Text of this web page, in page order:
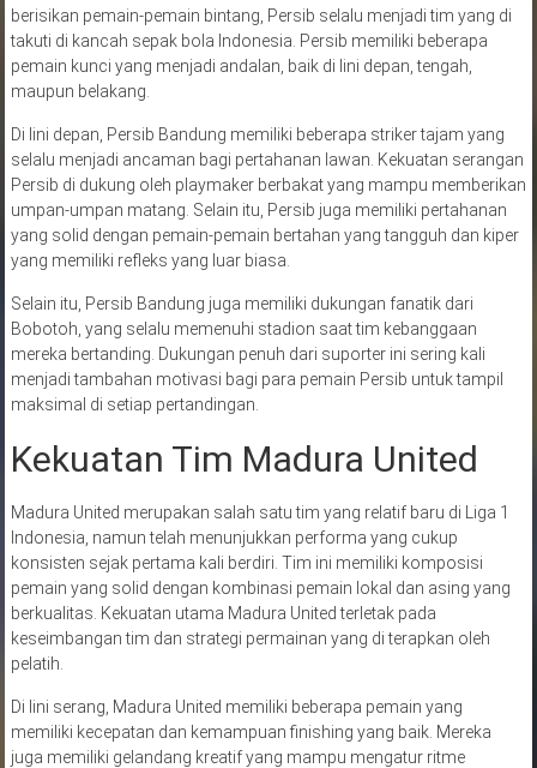
berisikan pemain-pemain bintang, Persib selalu menjadi tim yang di
takuti di kancah sepak bola Indonesia. Persib memiliki beberapa
pemain kunci yang menjadi andalan, baik di lini depan, tengah,
maupun belakang.
Di lini depan, Persib Bandung memiliki beberapa striker tajam yang
selalu menjadi ancaman bagi pertahanan lawan. Kekuatan serangan
Persib di dukung oleh playmaker berbakat yang mampu memberikan
umpan-umpan matang. Selain itu, Persib juga memiliki pertahanan
yang solid dengan pemain-pemain bertahan yang tangguh dan kiper
yang memiliki refleks yang luar biasa.
Selain itu, Persib Bandung juga memiliki dukungan fanatik dari
Bobotoh, yang selalu memenuhi stadion saat tim kebanggaan
mereka bertanding. Dukungan penuh dari suporter ini sering kali
menjadi tambahan motivasi bagi para pemain Persib untuk tampil
maksimal di setiap pertandingan.
Kekuatan Tim Madura United
Madura United merupakan salah satu tim yang relatif baru di Liga 1
Indonesia, namun telah menunjukkan performa yang cukup
konsisten sejak pertama kali berdiri. Tim ini memiliki komposisi
pemain yang solid dengan kombinasi pemain lokal dan asing yang
berkualitas. Kekuatan utama Madura United terletak pada
keseimbangan tim dan strategi permainan yang di terapkan oleh
pelatih.
Di lini serang, Madura United memiliki beberapa pemain yang
memiliki kecepatan dan kemampuan finishing yang baik. Mereka
juga memiliki gelandang kreatif yang mampu mengatur ritme